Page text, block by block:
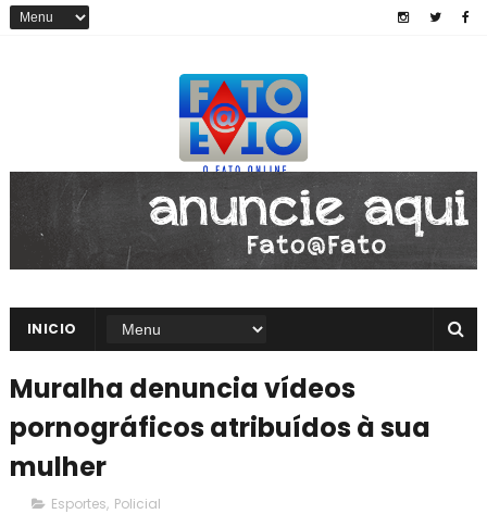
INICIO
Muralha denuncia vídeos
pornográficos atribuídos à sua
mulher
Esportes, Policial